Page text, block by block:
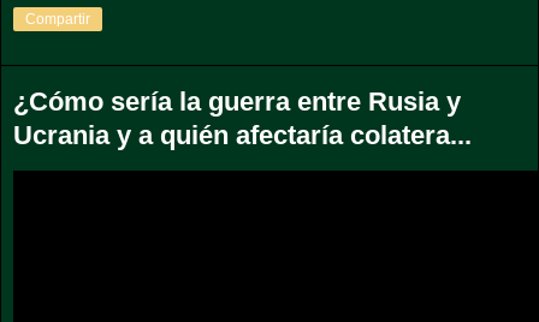
Compartir
¿Cómo sería la guerra entre Rusia y
Ucrania y a quién afectaría colatera...